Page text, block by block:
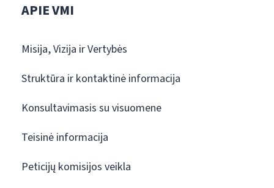
APIE VMI
Misija, Vizija ir Vertybės
Struktūra ir kontaktinė informacija
Konsultavimasis su visuomene
Teisinė informacija
Peticijų komisijos veikla